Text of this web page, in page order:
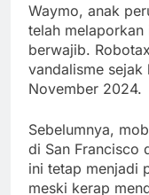
Waymo, anak
telah
berwajib.
vandalisme
November 2024.
Sebelumnya,
di San Francisco
ini tetap menjadi
meski kerap